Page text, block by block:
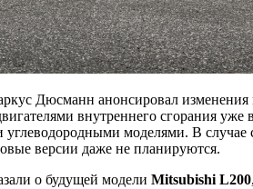
Дюсманн анонсировал изменения
внутреннего сгорания
моделями. В случае
версии даже не планируются.
о будущей модели Mitsubishi L200